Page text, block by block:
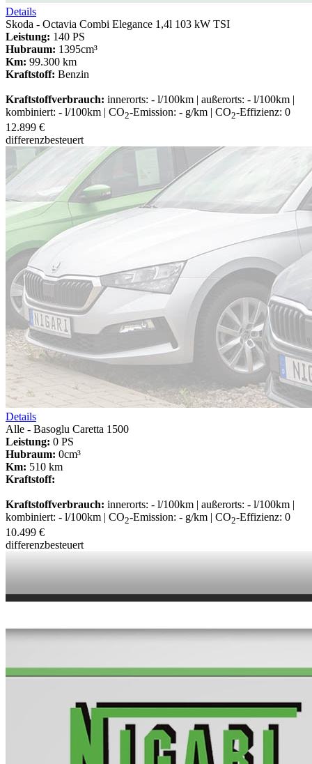
Details
Skoda - Octavia Combi Elegance 1,4l 103 kW TSI
Leistung: 140 PS
Hubraum: 1395cm³
Km: 99.300 km
Kraftstoff: Benzin
Kraftstoffverbrauch: innerorts: - l/100km | außerorts: - l/100km |
kombiniert: - l/100km | CO2-Emission: - g/km | CO2-Effizienz: 0
12.899 €
differenzbesteuert
Details
Alle - Basoglu Caretta 1500
Leistung: 0 PS
Hubraum: 0cm³
Km: 510 km
Kraftstoff:
Kraftstoffverbrauch: innerorts: - l/100km | außerorts: - l/100km |
kombiniert: - l/100km | CO2-Emission: - g/km | CO2-Effizienz: 0
10.499 €
differenzbesteuert